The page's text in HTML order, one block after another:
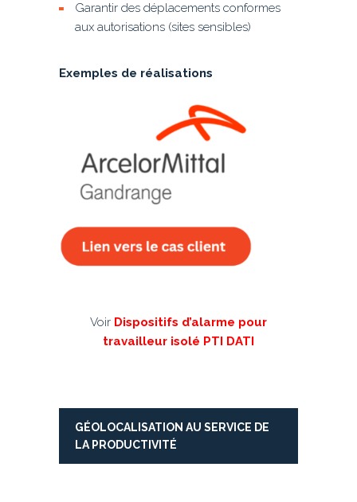
Garantir des déplacements conformes
aux autorisations (sites sensibles)
Exemples de réalisations
Voir Dispositifs d’alarme pour
travailleur isolé PTI DATI
G ÉOLOCALISATION AU SERVICE DE
LA PRODUCTIVIT É